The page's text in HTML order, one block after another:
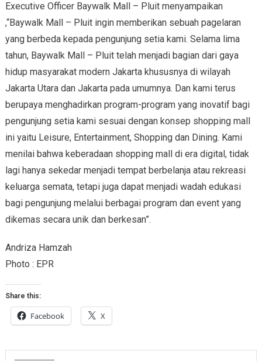
Executive Officer Baywalk Mall – Pluit menyampaikan
,“Baywalk Mall – Pluit ingin memberikan sebuah pagelaran
yang berbeda kepada pengunjung setia kami. Selama lima
tahun, Baywalk Mall – Pluit telah menjadi bagian dari gaya
hidup masyarakat modern Jakarta khususnya di wilayah
Jakarta Utara dan Jakarta pada umumnya. Dan kami terus
berupaya menghadirkan program-program yang inovatif bagi
pengunjung setia kami sesuai dengan konsep shopping mall
ini yaitu Leisure, Entertainment, Shopping dan Dining. Kami
menilai bahwa keberadaan shopping mall di era digital, tidak
lagi hanya sekedar menjadi tempat berbelanja atau rekreasi
keluarga semata, tetapi juga dapat menjadi wadah edukasi
bagi pengunjung melalui berbagai program dan event yang
dikemas secara unik dan berkesan”.
Andriza Hamzah
Photo : EPR
Share this:
Facebook X